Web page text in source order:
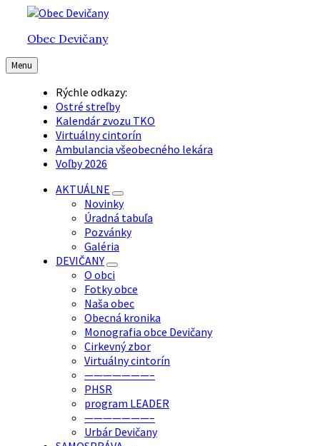
Preskočiť
obsah
Preskočiť
hlavnú
navigáciu
Preskočiť
pätičkuObec Devičany
Menu
Rýchle odkazy:
Ostré streľby
Kalendár zvozu TKO
Virtuálny cintorín
Ambulancia všeobecného lekára
Voľby 2026
AKTUÁLNE
Novinky
Úradná tabuľa
Pozvánky
Galéria
DEVIČANY
O obci
Fotky obce
Naša obec
Obecná kronika
Monografia obce Devičany
Cirkevný zbor
Virtuálny cintorín
———————–
PHSR
program LEADER
———————–
Urbár Devičany